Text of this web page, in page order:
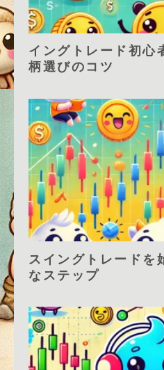
イングトレード初心
柄選びのコツ
スイングトレードを
なステップ